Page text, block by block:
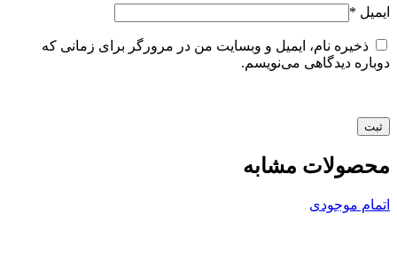
ایمیل *
ذخیره نام، ایمیل و وبسایت من در مرورگر برای زمانی که
دوباره دیدگاهی می‌نویسم.
محصولات مشابه
اتمام موجودی